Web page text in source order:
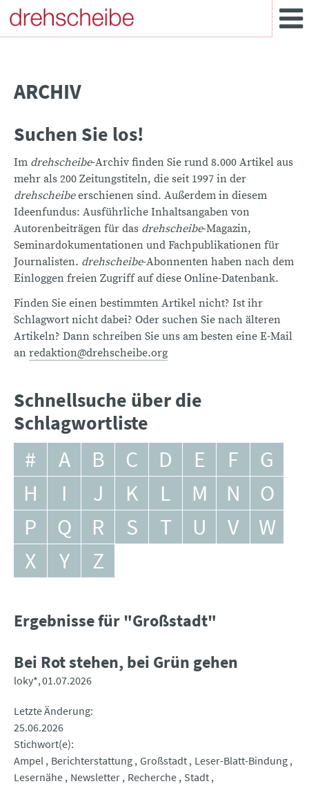
ARCHIV
Suchen Sie los!
Im drehscheibe-Archiv finden Sie rund 8.000 Artikel aus
mehr als 200 Zeitungstiteln, die seit 1997 in der
drehscheibeerschienen sind. Außerdem in diesem
Ideenfundus: Ausführliche Inhaltsangaben von
Autorenbeiträgen für das drehscheibe-Magazin,
Seminardokumentationen und Fachpublikationen für
Journalisten. drehscheibe-Abonnenten haben nach dem
Einloggen freien Zugriff auf diese Online-Datenbank.
Finden Sie einen bestimmten Artikel nicht? Ist ihr
Schlagwort nicht dabei? Oder suchen Sie nach älteren
Artikeln? Dann schreiben Sie uns am besten eine E-Mail
an redaktion@drehscheibe.org
Schnellsuche über die
Schlagwortliste
# A B C D E F
G
H
I J K L M N
O
P
Q R S T U V
W
X
Y Z
Ergebnisse für "Großstadt"
Bei Rot stehen, bei Grün gehen
loky* 01.07.2026
Letzte Änderung
25.06.2026
Stichwort(e)
Ampel Berichterstattung Großstadt Leser-Blatt-Bindung
Lesernähe Newsletter Recherche Stadt